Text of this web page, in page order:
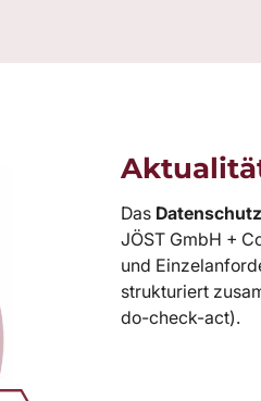
Das
JÖST GmbH +
und
strukturiert
do-check-act).